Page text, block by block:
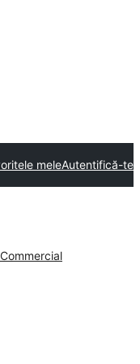
meleAutentifică-te
Commercial